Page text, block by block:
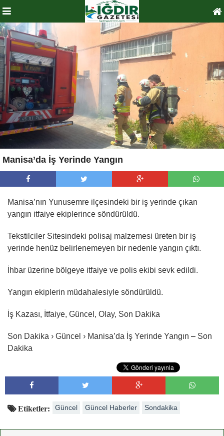
Manisa’da İş Yerinde Yangın
Manisa’nın Yunusemre ilçesindeki bir iş yerinde çıkan
yangın itfaiye ekiplerince söndürüldü.
Tekstilciler Sitesindeki polisaj malzemesi üreten bir iş
yerinde henüz belirlenemeyen bir nedenle yangın çıktı.
İhbar üzerine bölgeye itfaiye ve polis ekibi sevk edildi.
Yangın ekiplerin müdahalesiyle söndürüldü.
İş Kazası, İtfaiye, Güncel, Olay, Son Dakika
Son Dakika › Güncel › Manisa’da İş Yerinde Yangın – Son
Dakika
Etiketler: Güncel Güncel Haberler Sondakika